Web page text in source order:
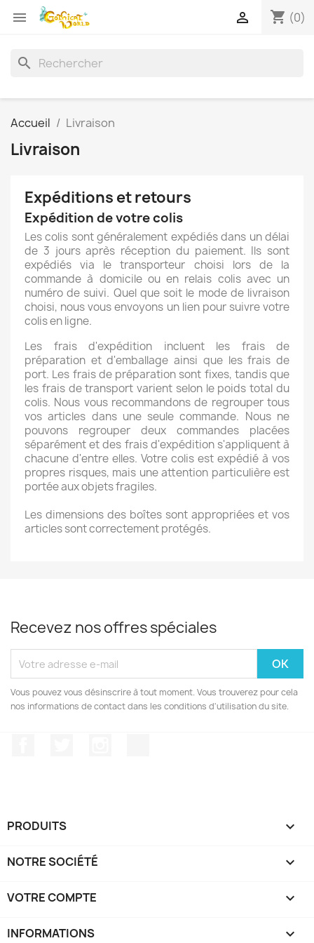
 shopping_cart (0)

search
Accueil Livraison
Livraison
Expéditions et retours
Expédition de votre colis
Les colis sont généralement expédiés dans un délai
de 3 jours après réception du paiement. Ils sont
expédiés via le transporteur choisi lors de la
commande à domicile ou en relais colis avec un
numéro de suivi. Quel que soit le mode de livraison
choisi, nous vous envoyons un lien pour suivre votre
colis en ligne.
Les frais d'expédition incluent les frais de
préparation et d'emballage ainsi que les frais de
port. Les frais de préparation sont fixes, tandis que
les frais de transport varient selon le poids total du
colis. Nous vous recommandons de regrouper tous
vos articles dans une seule commande. Nous ne
pouvons regrouper deux commandes placées
séparément et des frais d'expédition s'appliquent à
chacune d'entre elles. Votre colis est expédié à vos
propres risques, mais une attention particulière est
portée aux objets fragiles.
Les dimensions des boîtes sont appropriées et vos
articles sont correctement protégés.
Recevez nos offres spéciales
Vous pouvez vous désinscrire à tout moment. Vous trouverez pour cela
nos informations de contact dans les conditions d'utilisation du site.
PRODUITS 
NOTRE SOCIÉTÉ 
VOTRE COMPTE 
INFORMATIONS keyboard_arrow_down